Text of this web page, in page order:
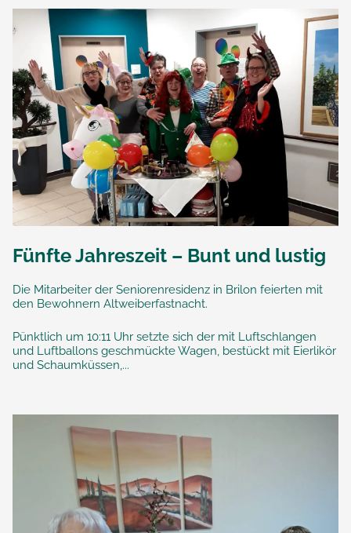
Fünfte Jahreszeit – Bunt und lustig
Die Mitarbeiter der Seniorenresidenz in Brilon feierten mit
den Bewohnern Altweiberfastnacht.
Pünktlich um 10:11 Uhr setzte sich der mit Luftschlangen
und Luftballons geschmückte Wagen, bestückt mit Eierlikör
und Schaumküssen,...